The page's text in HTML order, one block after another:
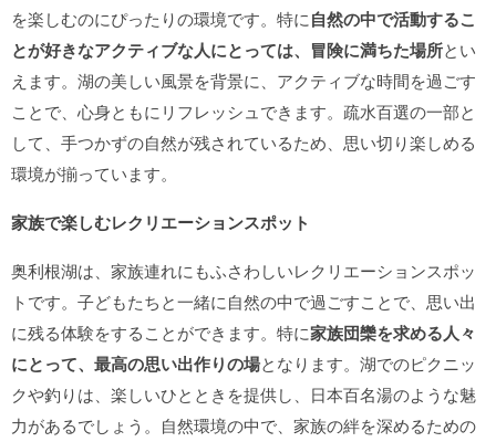
を楽しむのにぴったりの環境です。特に自然の中で活動するこ
とが好きなアクティブな人にとっては、冒険に満ちた場所とい
えます。湖の美しい風景を背景に、アクティブな時間を過ごす
ことで、心身ともにリフレッシュできます。疏水百選の一部と
して、手つかずの自然が残されているため、思い切り楽しめる
環境が揃っています。
家族で楽しむレクリエーションスポット
奥利根湖は、家族連れにもふさわしいレクリエーションスポッ
トです。子どもたちと一緒に自然の中で過ごすことで、思い出
に残る体験をすることができます。特に家族団欒を求める人々
にとって、最高の思い出作りの場となります。湖でのピクニッ
クや釣りは、楽しいひとときを提供し、日本百名湯のような魅
力があるでしょう。自然環境の中で、家族の絆を深めるための